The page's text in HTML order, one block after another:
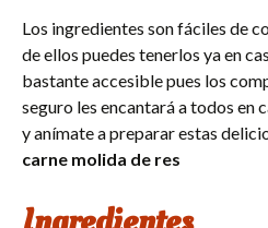
Los ingredientes son fáciles de
de ellos puedes tenerlos ya en
bastante accesible pues los
seguro les encantará a todos en
y anímate a preparar estas
carne molida de res